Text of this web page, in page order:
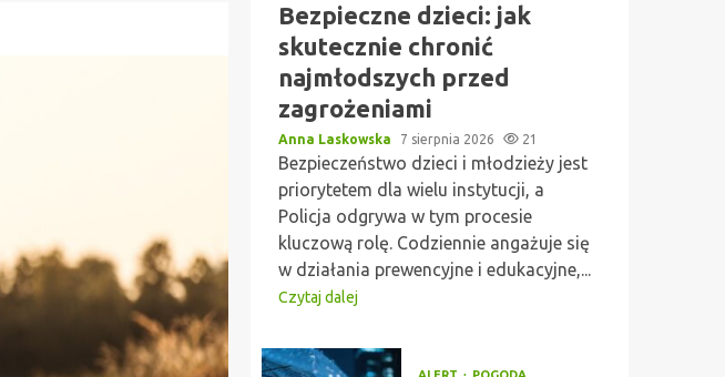
Bezpieczne dzieci: jak
skutecznie chronić
najmłodszych przed
zagrożeniami
Anna Laskowska 7 sierpnia 2026 21
Bezpieczeństwo dzieci i młodzieży jest
priorytetem dla wielu instytucji, a
Policja odgrywa w tym procesie
kluczową rolę. Codziennie angażuje się
w działania prewencyjne i edukacyjne,...
Czytaj dalej